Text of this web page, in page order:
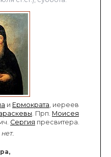
и Ермократа, иереев
. Прп. Моисея
Сергия пресвитера.